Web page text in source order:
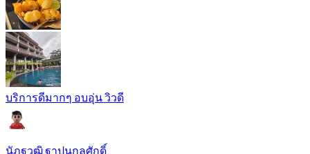
บริการดีมากๆ อบอุ่น วิวดี
นัฏฐวุฒิ ฐาปนกุลศักดิ์